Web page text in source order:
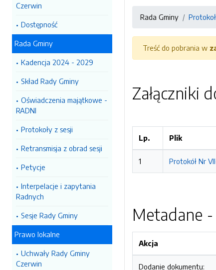
Czerwin
Dostępność
Rada Gminy
Kadencja 2024 - 2029
Skład Rady Gminy
Oświadczenia majątkowe -
RADNI
Protokoły z sesji
Retransmisja z obrad sesji
Petycje
Interpelacje i zapytania
Radnych
Sesje Rady Gminy
Prawo lokalne
Uchwały Rady Gminy
Czerwin
Rada Gminy
Treść do pobrania w
Załączniki
Lp. Plik
1 Protokół Nr
Metadane
Akcja
Dodanie dokumentu: